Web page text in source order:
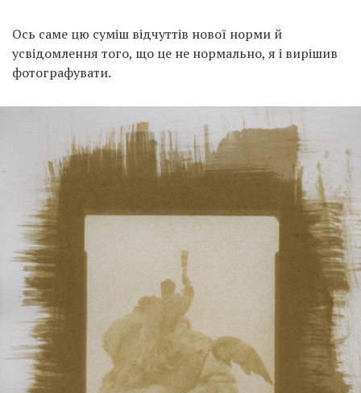
Ось саме цю суміш відчуттів нової норми й
усвідомлення того, що це не нормально, я і вирішив
фотографувати.